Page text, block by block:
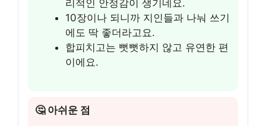
리적인 안정감이 생기네요.
10장이나 되니까 지인들과 나눠 쓰기
에도 딱 좋더라고요.
합피치고는 뻣뻣하지 않고 유연한 편
이에요.
🤔 아쉬운 점